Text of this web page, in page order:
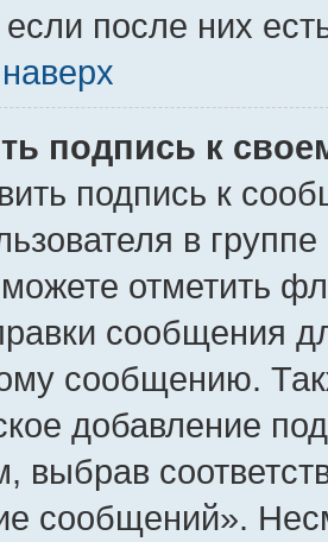
после них
подпись к
подпись к
в
отметить
сообщения
сообщению.
добавление
выбрав
сообщений».